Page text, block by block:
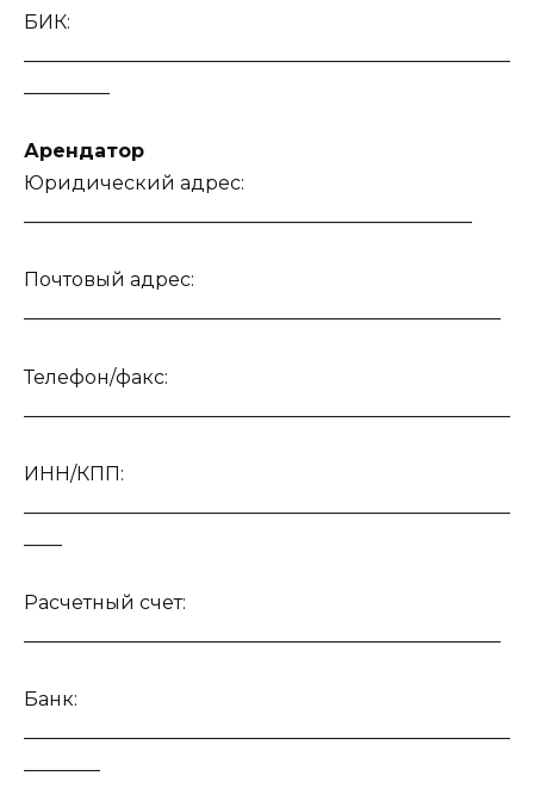
БИК:
Арендатор
Юридический адрес:
Почтовый адрес:
Телефон/факс:
ИНН/КПП:
Расчетный счет:
Банк: